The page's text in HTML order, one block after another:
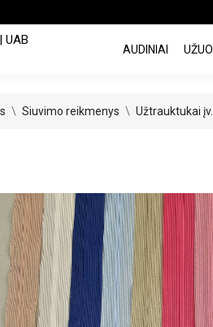
AUDINIAI
Siuvimo reikmenys Užtrauktukai